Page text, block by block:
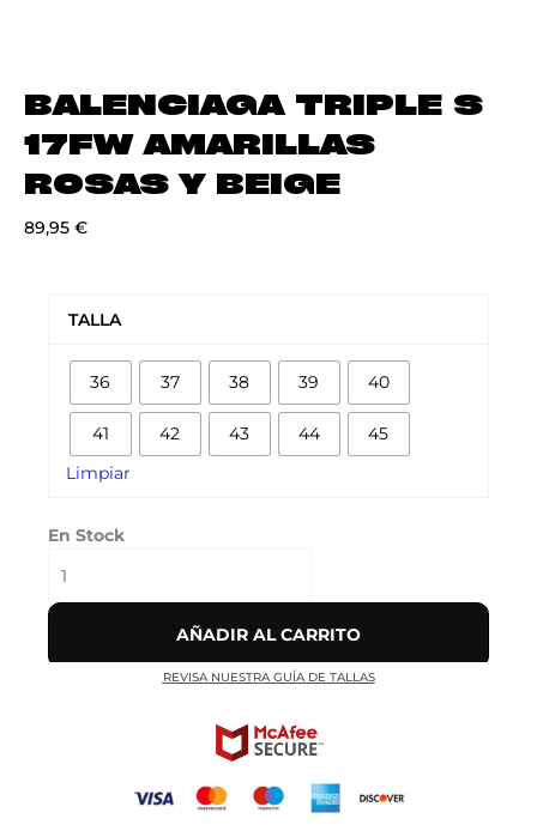
BALENCIAGA TRIPLE S
17FW AMARILLAS
ROSAS Y BEIGE
89,95 €
TALLA
36 37 38 39 40
41 42 43 44 45
Limpiar
En Stock
17FW
AMARILLAS
ROSAS
BEIGE
AÑADIR AL CARRITO
REVISA NUESTRA GUÍA DE TALLAS